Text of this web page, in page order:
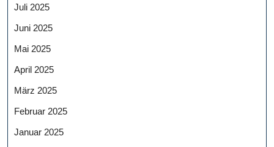
Juli 2025
Juni 2025
Mai 2025
April 2025
März 2025
Februar 2025
Januar 2025